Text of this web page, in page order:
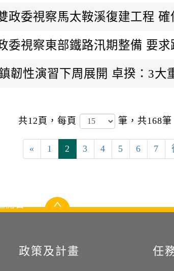
政委視察馬太鞍溪復建工程
委視察東部鐵路汛期整備 要
韌性演習下周展開 卓揆：3大
共12頁，每頁 筆，共168筆
« 1 2 3 4 5 6 7
開合
政策及計畫 任